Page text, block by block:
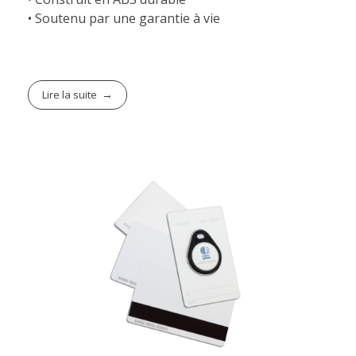
• Soutenu par une garantie à vie
Lire la suite